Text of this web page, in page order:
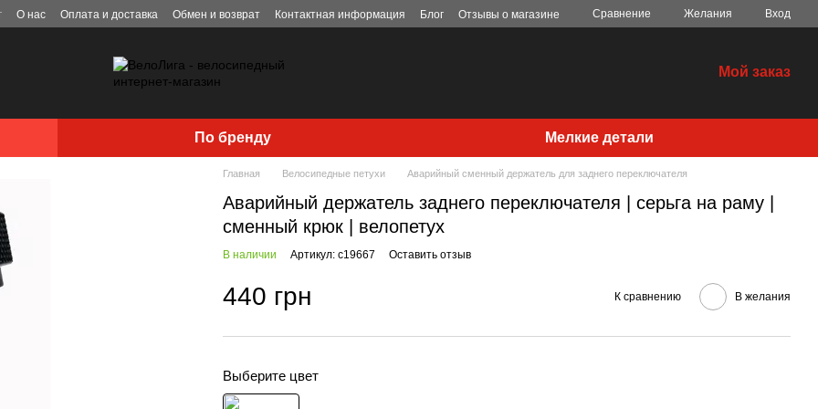
О нас Оплата и доставка Обмен и возврат Контактная информация Блог Отзывы о магазине Сравнение Желания Вход
Мой заказ
По бренду Мелкие детали
Главная Велосипедные петухи Аварийный сменный держатель для заднего переключателя
Аварийный держатель заднего переключателя | серьга на раму |
сменный крюк | велопетух
В наличии Артикул: c19667 Оставить отзыв
440 грн К сравнению В желания
Выберите цвет